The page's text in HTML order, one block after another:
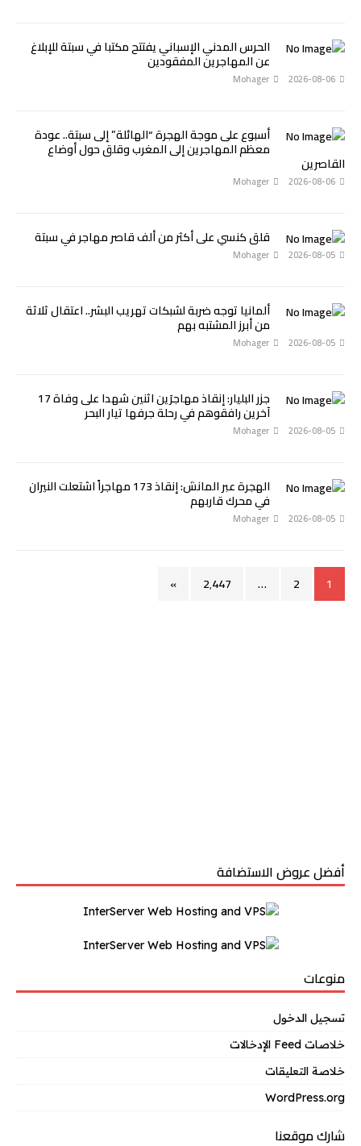
الحرس المدني الإسباني يفتتح مكتبا في سبتة للإبلاغ
عن المهاجرين المفقودين
2026-08-06
Mohager
أسبوع على موجة الهجرة “الهائلة” إلى سبتة.. عودة
معظم المهاجرين إلى المغرب وقلق حول أوضاع
القاصرين
2026-08-06
Mohager
قلق كنسي على أكثر من ألف قاصر مهاجر في سبتة
2026-08-05
Mohager
ألمانيا توجه ضربة لشبكات تهريب البشر.. اعتقال ثلاثة
من أبرز المشتبه بهم
2026-08-05
Mohager
جزر البليار: إنقاذ مهاجرَين اثنين شهدا على وفاة 17
آخرين رافقوهم في رحلة جرفها تيار البحر
2026-08-05
Mohager
الهجرة عبر المانش: إنقاذ 173 مهاجراً اشتعلت النيران
في محرك قاربهم
2026-08-05
Mohager
1
2
… 2٬447 »
أفضل عروض الاستضافة
منوعات
تسجيل الدخول
خلاصات Feed الإدخالات
خلاصة التعليقات
WordPress.org
شارك موقعنا